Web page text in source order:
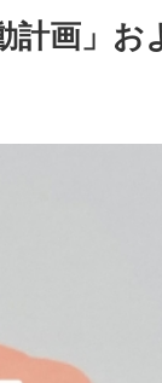
計画」